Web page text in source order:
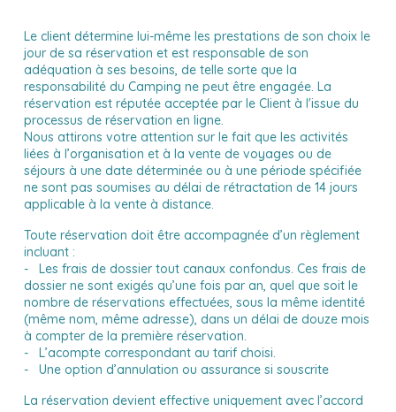
Le client détermine lui-même les prestations de son choix le
jour de sa réservation et est responsable de son
adéquation à ses besoins, de telle sorte que la
responsabilité du Camping ne peut être engagée. La
réservation est réputée acceptée par le Client à l'issue du
processus de réservation en ligne.
Nous attirons votre attention sur le fait que les activités
liées à l’organisation et à la vente de voyages ou de
séjours à une date déterminée ou à une période spécifiée
ne sont pas soumises au délai de rétractation de 14 jours
applicable à la vente à distance.
Toute réservation doit être accompagnée d’un règlement
incluant :
- Les frais de dossier tout canaux confondus. Ces frais de
dossier ne sont exigés qu’une fois par an, quel que soit le
nombre de réservations effectuées, sous la même identité
(même nom, même adresse), dans un délai de douze mois
à compter de la première réservation.
- L’acompte correspondant au tarif choisi.
- Une option d’annulation ou assurance si souscrite
La réservation devient effective uniquement avec l’accord